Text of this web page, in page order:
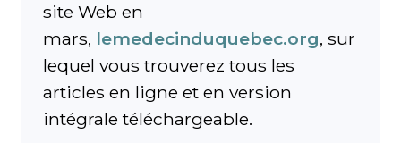
site Web en
mars, lemedecinduquebec.org, sur
lequel vous trouverez tous les
articles en ligne et en version
intégrale téléchargeable.